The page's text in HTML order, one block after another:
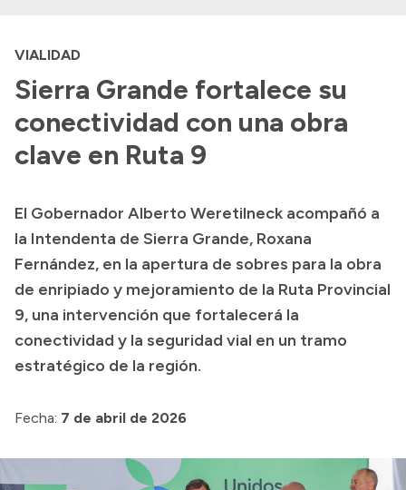
Autoridades
Consejos locales
Transparencia
Boletín Oficial
Compras y licitaciones
Consulta de expedientes
Consulta de pago a proveedores
Convocatorias
Intranet
VIALIDAD
Sierra Grande fortalece su
conectividad con una obra
clave en Ruta 9
El Gobernador Alberto Weretilneck acompañó a
la Intendenta de Sierra Grande, Roxana
Fernández, en la apertura de sobres para la obra
de enripiado y mejoramiento de la Ruta Provincial
9, una intervención que fortalecerá la
conectividad y la seguridad vial en un tramo
estratégico de la región.
Fecha: 7 de abril de 2026